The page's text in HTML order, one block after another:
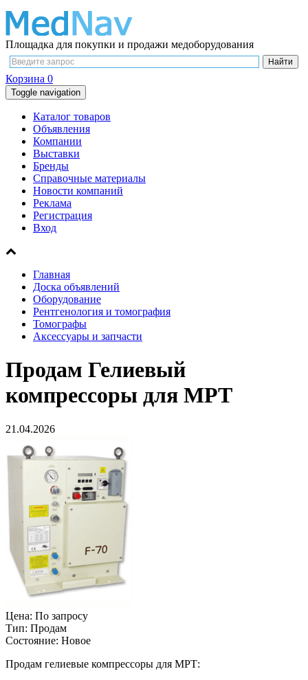
Площадка для покупки и продажи медоборудования
Корзина 0
Toggle navigation
Каталог товаров
Объявления
Компании
Выставки
Бренды
Справочные материалы
Новости компаний
Реклама
Регистрация
Вход
Главная
Доска объявлений
Оборудование
Рентгенология и томография
Томографы
Аксессуары и запчасти
Продам Гелиевый
компрессоры для МРТ
21.04.2026
Цена: По запросу
Тип: Продам
Состояние: Новое
Продам ​гелиевые компрессоры для МРТ: